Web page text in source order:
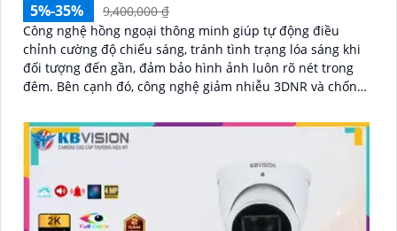
5%-35%
9,400,000 ₫
Công nghệ hồng ngoại thông minh giúp tự động điều
chỉnh cường độ chiếu sáng, tránh tình trạng lóa sáng khi
đối tượng đến gần, đảm bảo hình ảnh luôn rõ nét trong
đêm. Bên cạnh đó, công nghệ giảm nhiễu 3DNR và chống
và rõ ràng trong mọi điều kiện ánh sáng phức tạp như
ngược sáng mạnh hay thiếu sáng